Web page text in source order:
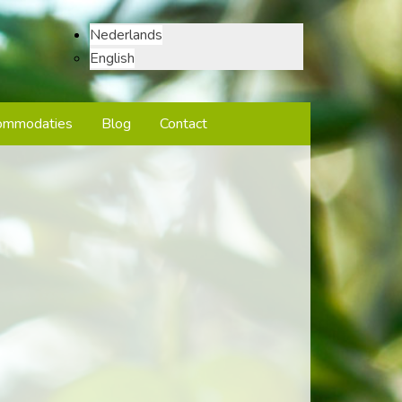
Nederlands
English
Blog Contact